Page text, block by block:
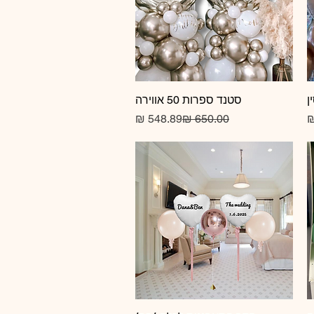
מחיר
תצוגה מהירה
סטנד ספרות 50 אווירה
מחיר רגיל
מחיר מבצע